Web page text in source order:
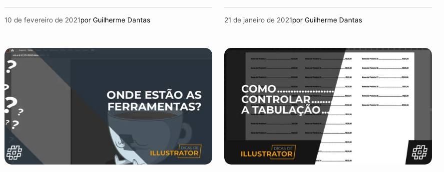
10 de fevereiro de 2021por Guilherme Dantas 21 de janeiro de 2021por Guilherme Dantas